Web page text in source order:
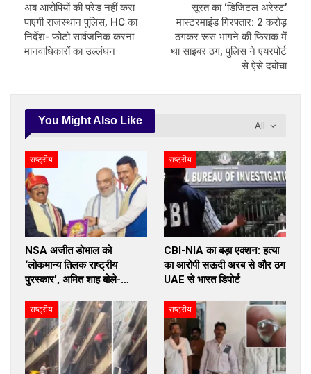
अब आरोपियों की परेड नहीं करा
पाएगी राजस्थान पुलिस, HC का
निर्देश- फोटो सार्वजनिक करना
मानवाधिकारों का उल्लंघन
सूरत का ‘डिजिटल अरेस्ट’
मास्टरमाइंड गिरफ्तार: 2 करोड़
ठगकर रूस भागने की फिराक में
था साइबर ठग, पुलिस ने एयरपोर्ट
से ऐसे दबोचा
All
You Might Also Like
राष्ट्रीय
NSA अजीत डोभाल को
‘लोकमान्य तिलक राष्ट्रीय
पुरस्कार’, अमित शाह बोले-…
राष्ट्रीय
CBI-NIA का बड़ा एक्शन: हत्या
का आरोपी सऊदी अरब से और ठग
UAE से भारत डिपोर्ट
राष्ट्रीय राष्ट्रीय